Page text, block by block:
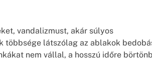
vandalizmust, akár súlyos
látszólag az ablakok
nem vállal, a hosszú időre